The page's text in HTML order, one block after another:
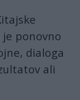
je ponovno
dialoga
ali